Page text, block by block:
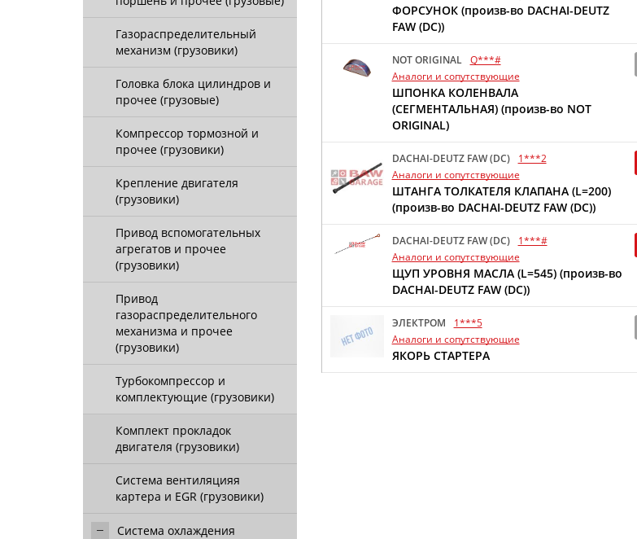
Газораспределительный
механизм (грузовики)
Головка блока цилиндров и
прочее (грузовые)
Компрессор тормозной и
прочее (грузовики)
Крепление двигателя
(грузовики)
Привод вспомогательных
агрегатов и прочее
(грузовики)
Привод
газораспределительного
механизма и прочее
(грузовики)
Турбокомпрессор и
комплектующие (грузовики)
Комплект прокладок
двигателя (грузовики)
Система вентиляцияя
картера и EGR (грузовики)
Система охлаждения
ФОРСУНОК (произв-во DACHAI-DEUTZ
FAW (DC))
NOT ORIGINAL
Q***#
Аналоги и сопутствующие
ШПОНКА КОЛЕНВАЛА
(СЕГМЕНТАЛЬНАЯ) (произв-во NOT
ORIGINAL)
DACHAI-DEUTZ FAW (DC)
1***2
Аналоги и сопутствующие
ШТАНГА ТОЛКАТЕЛЯ КЛАПАНА (L=200)
(произв-во DACHAI-DEUTZ FAW (DC))
DACHAI-DEUTZ FAW (DC)
1***#
Аналоги и сопутствующие
ЩУП УРОВНЯ МАСЛА (L=545) (произв-во
DACHAI-DEUTZ FAW (DC))
ЭЛЕКТРОМ
1***5
Аналоги и сопутствующие
ЯКОРЬ СТАРТЕРА